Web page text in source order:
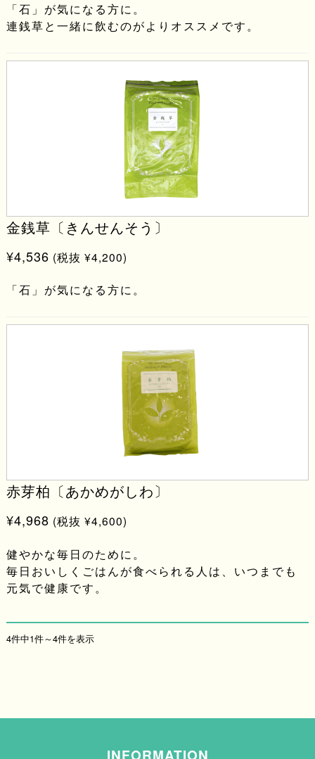
「石」が気になる方に。
連銭草と一緒に飲むのがよりオススメです。
金銭草〔きんせんそう〕
¥4,536 (税抜 ¥4,200)
「石」が気になる方に。
赤芽柏〔あかめがしわ〕
¥4,968 (税抜 ¥4,600)
健やかな毎日のために。
毎日おいしくごはんが食べられる人は、いつまでも
元気で健康です。
4件中1件～4件を表示
INFORMATION